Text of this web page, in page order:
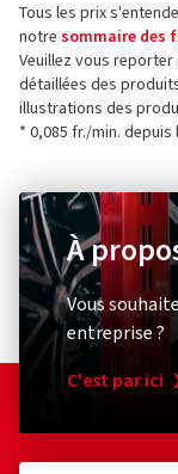
Tous les prix
notre sommaire des
Veuillez vous
détaillées des
illustrations des
* 0,085 fr./min. depuis
À
Vous
entreprise ?
C'est par ici